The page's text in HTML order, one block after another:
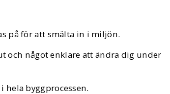
på för att smälta in i miljön.
och något enklare att ändra dig under
hela byggprocessen.